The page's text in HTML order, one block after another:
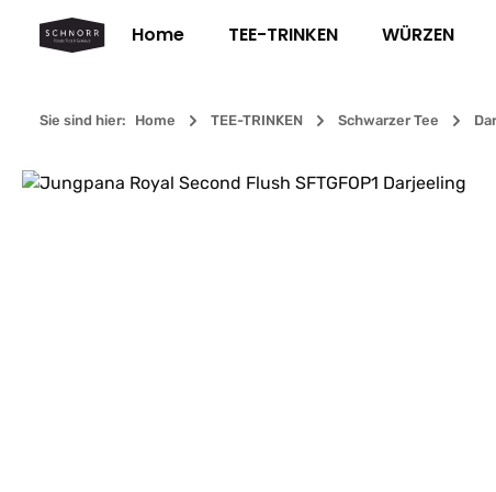
Hauptinhalt springen
Zur Suche springen
Zur Hauptnavigation springen
Home TEE-TRINKEN WÜRZEN
Sie sind hier: Home TEE-TRINKEN Schwarzer Tee
Bildergalerie überspringen